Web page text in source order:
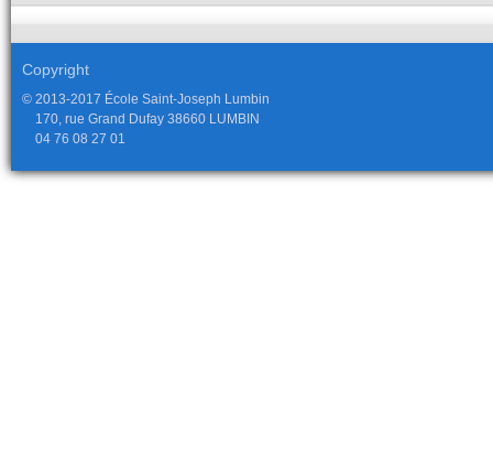
Copyright
© 2013-2017 École Saint-Joseph Lumbin
170, rue Grand Dufay 38660 LUMBIN
04 76 08 27 01